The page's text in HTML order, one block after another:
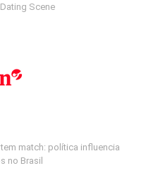
Scene
match: política influencia
no Brasil